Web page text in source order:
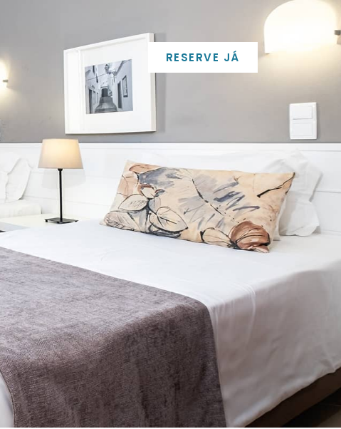
RESERVE JÁ